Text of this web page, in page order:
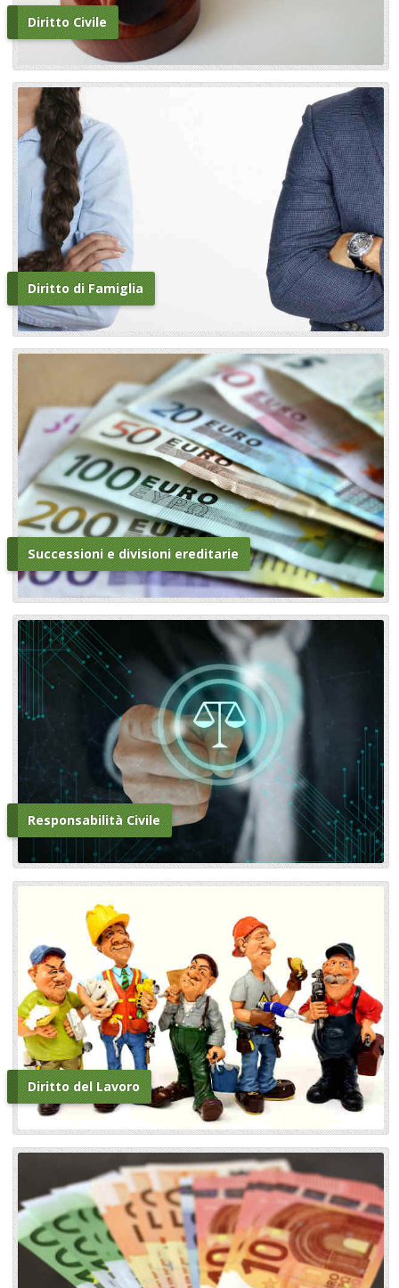
Diritto Civile
Diritto di Famiglia
Successioni e divisioni ereditarie
Responsabilità Civile
Diritto del Lavoro